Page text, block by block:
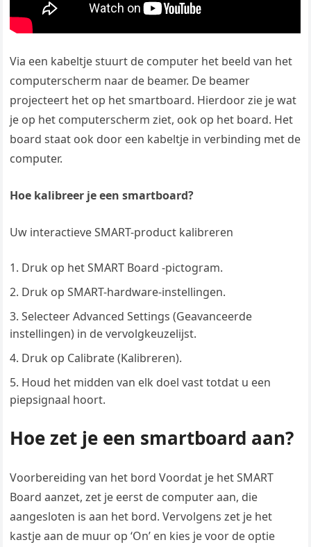
Via een kabeltje stuurt de computer het beeld van het
computerscherm naar de beamer. De beamer
projecteert het op het smartboard. Hierdoor zie je wat
je op het computerscherm ziet, ook op het board. Het
board staat ook door een kabeltje in verbinding met de
computer.
Hoe kalibreer je een smartboard?
Uw interactieve SMART-product kalibreren
Druk op het SMART Board -pictogram.
Druk op SMART-hardware-instellingen.
Selecteer Advanced Settings (Geavanceerde
instellingen) in de vervolgkeuzelijst.
Druk op Calibrate (Kalibreren).
Houd het midden van elk doel vast totdat u een
piepsignaal hoort.
Hoe zet je een smartboard aan?
Voorbereiding van het bord Voordat je het SMART
Board aanzet, zet je eerst de computer aan, die
aangesloten is aan het bord. Vervolgens zet je het
kastje aan de muur op ‘On’ en kies je voor de optie